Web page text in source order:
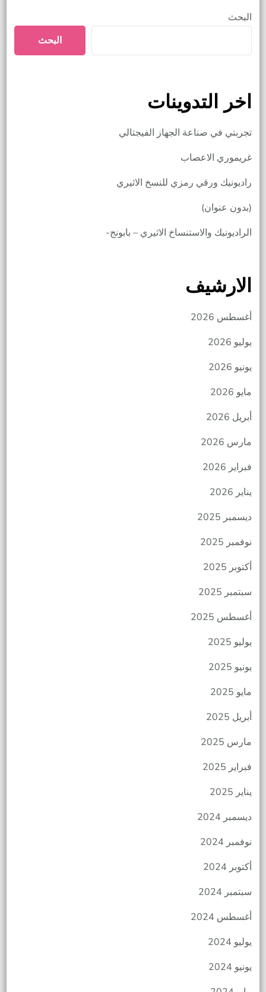
البحث
البحث
اخر التدوينات
تجربتي في صناعة الجهاز الفيجتالي
غريموري الاعصاب
راديونيك ورقي رمزي للنسخ الاثيري
(بدون عنوان)
الراديونيك والاستنساخ الاثيري – بابونج-
الارشيف
أغسطس 2026
يوليو 2026
يونيو 2026
مايو 2026
أبريل 2026
مارس 2026
فبراير 2026
يناير 2026
ديسمبر 2025
نوفمبر 2025
أكتوبر 2025
سبتمبر 2025
أغسطس 2025
يوليو 2025
يونيو 2025
مايو 2025
أبريل 2025
مارس 2025
فبراير 2025
يناير 2025
ديسمبر 2024
نوفمبر 2024
أكتوبر 2024
سبتمبر 2024
أغسطس 2024
يوليو 2024
يونيو 2024